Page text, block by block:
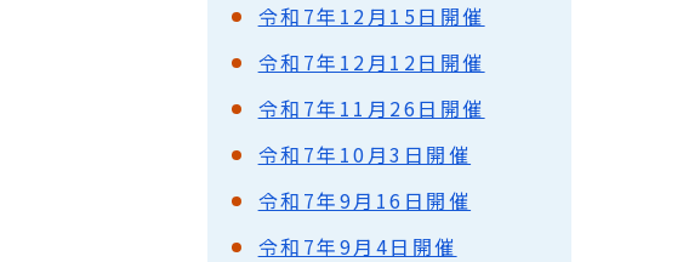
令和7年12月15日開催
令和7年12月12日開催
令和7年11月26日開催
令和7年10月3日開催
令和7年9月16日開催
令和7年9月4日開催